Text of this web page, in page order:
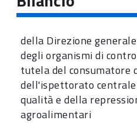
della Direzione
degli organismi di
tutela del consumatore
dell'ispettorato
qualità e della
agroalimentari